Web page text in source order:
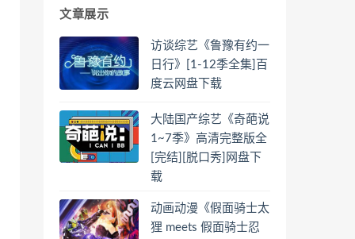
文章展示
访谈综艺《鲁豫有约一
日行》[1-12季全集]百
度云网盘下载
大陆国产综艺《奇葩说
1~7季》高清完整版全
[完结][脱口秀]网盘下
载
动画动漫《假面骑士太
狸 meets 假面骑士忍